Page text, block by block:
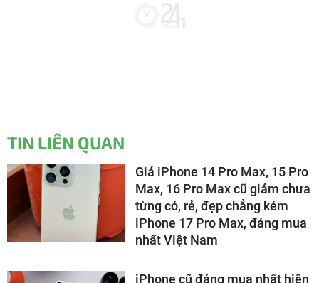
TIN LIÊN QUAN
Giá iPhone 14 Pro Max, 15 Pro
Max, 16 Pro Max cũ giảm chưa
từng có, rẻ, đẹp chẳng kém
iPhone 17 Pro Max, đáng mua
nhất Việt Nam
iPhone cũ đáng mua nhất hiện